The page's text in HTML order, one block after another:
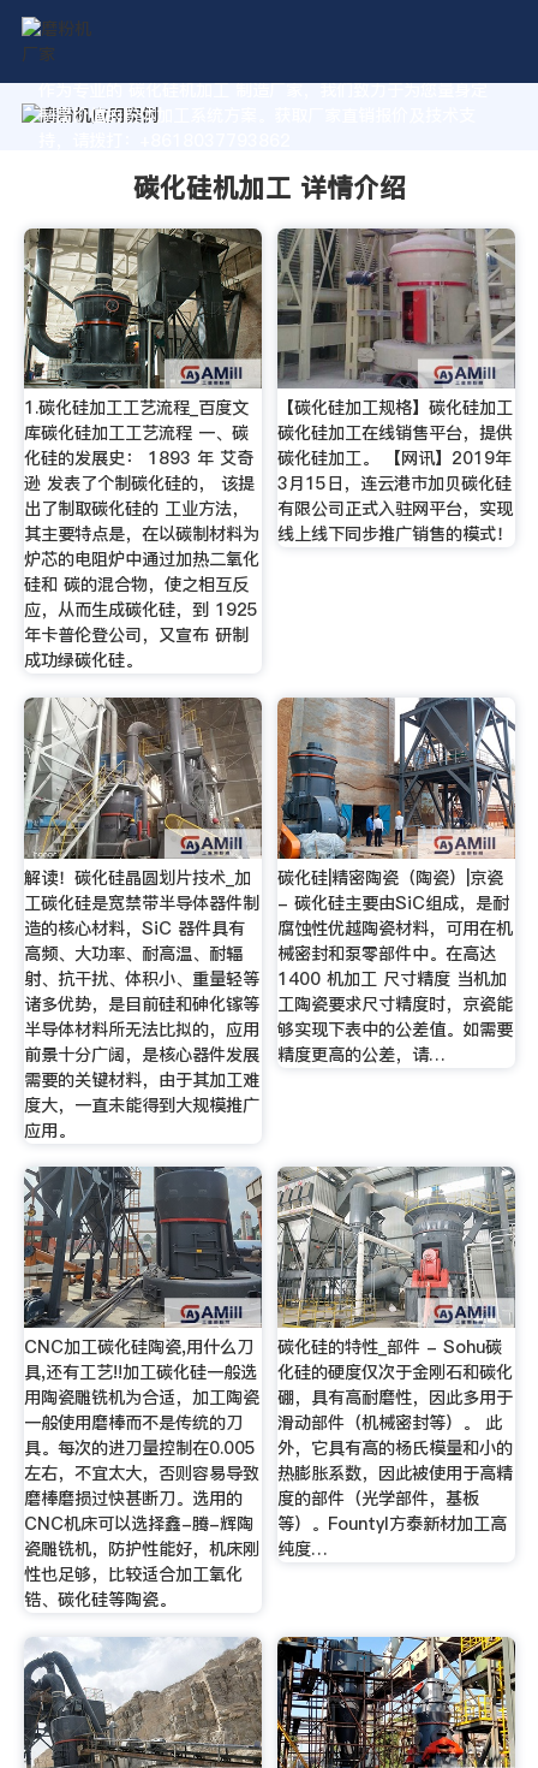
作为专业的 碳化硅机加工 制造厂家，我们致力于为您量身定
制高价值的粉体加工系统方案。获取厂家直销报价及技术支
碳化硅机加工 详情介绍
1.碳化硅加工工艺流程_百度文
库碳化硅加工工艺流程 一、碳
化硅的发展史： 1893 年 艾奇
逊 发表了个制碳化硅的， 该提
出了制取碳化硅的 工业方法，
其主要特点是，在以碳制材料为
炉芯的电阻炉中通过加热二氧化
硅和 碳的混合物，使之相互反
应，从而生成碳化硅，到 1925
年卡普伦登公司，又宣布 研制
成功绿碳化硅。
【碳化硅加工规格】碳化硅加工
碳化硅加工在线销售平台，提供
碳化硅加工。 【网讯】2019年
3月15日，连云港市加贝碳化硅
有限公司正式入驻网平台，实现
线上线下同步推广销售的模式！
解读！碳化硅晶圆划片技术_加
工碳化硅是宽禁带半导体器件制
造的核心材料，SiC 器件具有
高频、大功率、耐高温、耐辐
射、抗干扰、体积小、重量轻等
诸多优势，是目前硅和砷化镓等
半导体材料所无法比拟的，应用
前景十分广阔，是核心器件发展
需要的关键材料，由于其加工难
度大，一直未能得到大规模推广
应用。
碳化硅|精密陶瓷（陶瓷）|京瓷
- 碳化硅主要由SiC组成，是耐
腐蚀性优越陶瓷材料，可用在机
械密封和泵零部件中。在高达
1400 机加工 尺寸精度 当机加
工陶瓷要求尺寸精度时，京瓷能
够实现下表中的公差值。如需要
精度更高的公差，请…
CNC加工碳化硅陶瓷,用什么刀
具,还有工艺!!加工碳化硅一般选
用陶瓷雕铣机为合适，加工陶瓷
一般使用磨棒而不是传统的刀
具。每次的进刀量控制在0.005
左右，不宜太大，否则容易导致
磨棒磨损过快甚断刀。选用的
CNC机床可以选择鑫-腾-辉陶
瓷雕铣机，防护性能好，机床刚
性也足够，比较适合加工氧化
锆、碳化硅等陶瓷。
碳化硅的特性_部件 - Sohu碳
化硅的硬度仅次于金刚石和碳化
硼，具有高耐磨性，因此多用于
滑动部件（机械密封等）。 此
外，它具有高的杨氏模量和小的
热膨胀系数，因此被使用于高精
度的部件（光学部件，基板
等）。Fountyl方泰新材加工高
纯度…